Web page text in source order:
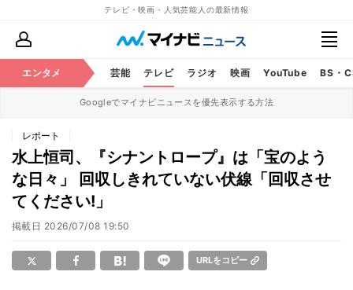
テレビ・映画・人気芸能人の最新情報
エンタメ 芸能 テレビ ラジオ 映画 YouTube BS・
Googleでマイナビニュースを優先表示する方法
レポート
水上恒司、『シナントロープ』は「宝のよう
な日々」 回収しきれていない伏線「回収させ
てください!」
掲載日 2026/07/08 19:50
URLをコピー